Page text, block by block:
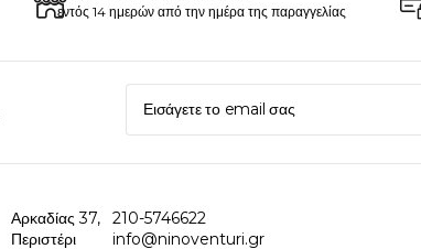
εντός 14 ημερών από την ημέρα της παραγγελίας
Αρκαδίας 37,
Περιστέρι
210-5746622
info@ninoventuri.gr